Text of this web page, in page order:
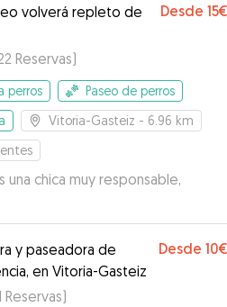
volverá repleto de
Desde 15€
Reservas)
perros
Paseo de perros
Vitoria-Gasteiz - 6.96 km
chica muy responsable,
y paseadora de
en Vitoria-Gasteiz
Desde 10€
Reservas)